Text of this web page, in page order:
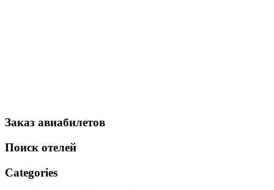
Заказ авиабилетов
Поиск отелей
Categories